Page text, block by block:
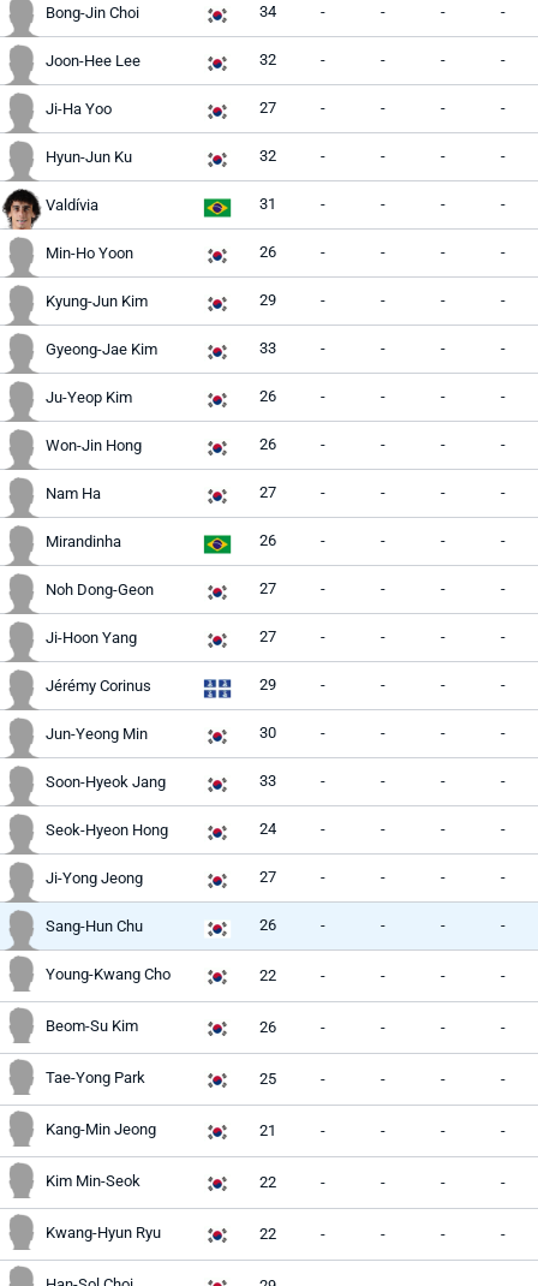
Bong-Jin Choi 34 - - - -
Joon-Hee Lee 32 - - - -
Ji-Ha Yoo 27 - - - -
Hyun-Jun Ku 32 - - - -
Valdívia 31 - - - -
Min-Ho Yoon 26 - - - -
Kyung-Jun Kim 29 - - - -
Gyeong-Jae Kim 33 - - - -
Ju-Yeop Kim 26 - - - -
Won-Jin Hong 26 - - - -
Nam Ha 27 - - - -
Mirandinha 26 - - - -
Noh Dong-Geon 27 - - - -
Ji-Hoon Yang 27 - - - -
Jérémy Corinus 29 - - - -
Jun-Yeong Min 30 - - - -
Soon-Hyeok Jang 33 - - - -
Seok-Hyeon Hong 24 - - - -
Ji-Yong Jeong 27 - - - -
Sang-Hun Chu 26 - - - -
Young-Kwang Cho 22 - - - -
Beom-Su Kim 26 - - - -
Tae-Yong Park 25 - - - -
Kang-Min Jeong 21 - - - -
Kim Min-Seok 22 - - - -
Kwang-Hyun Ryu 22 - - - -